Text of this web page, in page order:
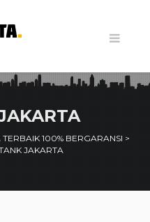
100% BERGARANSI >
JAKARTA